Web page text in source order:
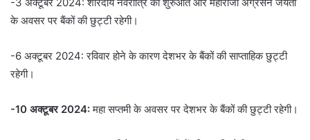
के अवसर पर बैंकों की छुट्टी रहेगी।
-6 अक्टूबर 2024: रविवार होने के कारण देशभर के बैंकों की साप्ताहिक छुट्टी
रहेगी।
-10 अक्टूबर 2024:महा सप्तमी के अवसर पर देशभर के बैंकों की छुट्टी रहेगी।